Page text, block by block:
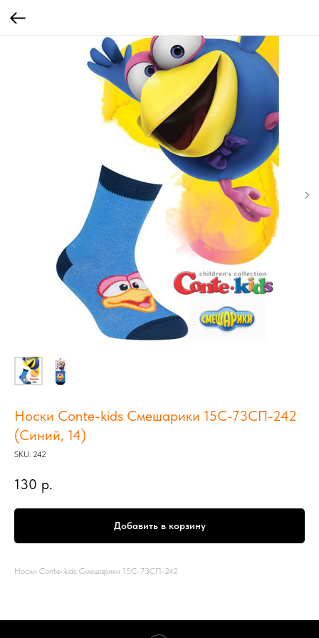
Носки Conte-kids Смешарики 15С-73СП-242
(Синий, 14)
SKU: 242
130 р.
Добавить в корзину
Носки Conte-kids Смешарики 15С-73СП-242